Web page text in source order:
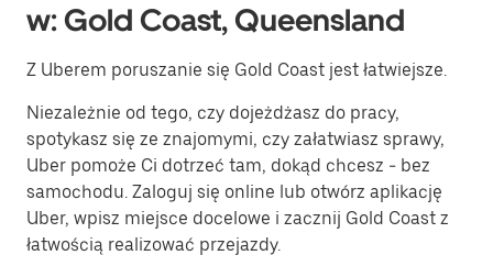
w: Gold Coast, Queensland
Z Uberem poruszanie się Gold Coast jest łatwiejsze.
Niezależnie od tego, czy dojeżdżasz do pracy,
spotykasz się ze znajomymi, czy załatwiasz sprawy,
Uber pomoże Ci dotrzeć tam, dokąd chcesz - bez
samochodu. Zaloguj się online lub otwórz aplikację
Uber, wpisz miejsce docelowe i zacznij Gold Coast z
łatwością realizować przejazdy.